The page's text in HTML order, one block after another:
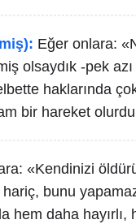
Eğer onlara:
olsaydık -pek
haklarında
bir hareket
«Kendinizi
bunu
hem daha